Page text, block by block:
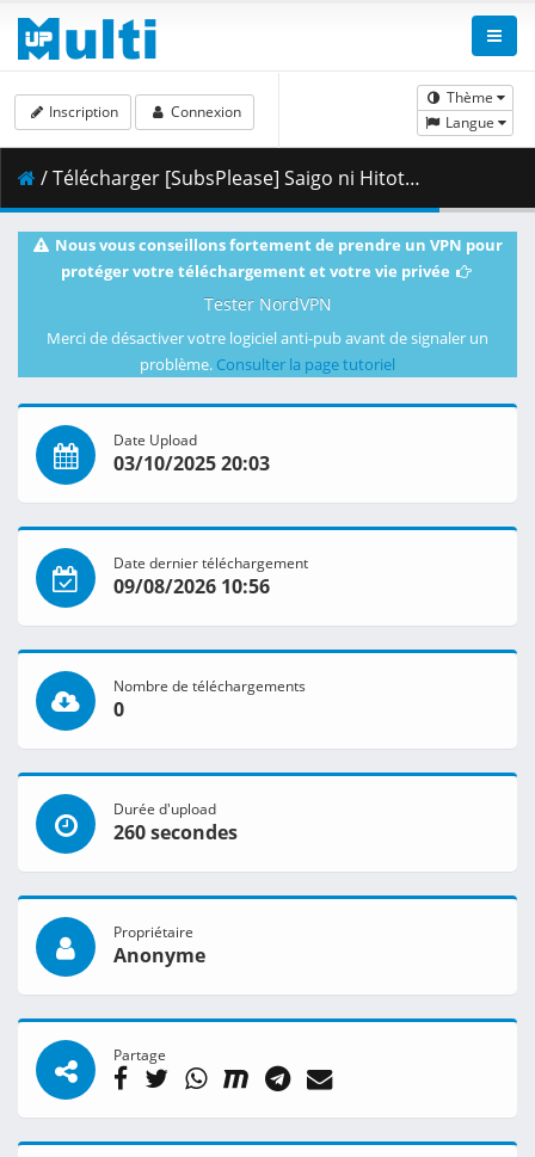
Thème
Langue
Inscription Connexion
/ Télécharger [SubsPlease] Saigo ni Hitotsu dake Onegai Shitemo Yoroshii Deshou ka - 01 (720p) [E9BB54F4].mkv.002 ( 351.73 MB )
Nous vous conseillons fortement de prendre un VPN pour
protéger votre téléchargement et votre vie privée
Tester NordVPN
Merci de désactiver votre logiciel anti-pub avant de signaler un
problème. Consulter la page tutoriel
Date Upload
03/10/2025 20:03
Date dernier téléchargement
09/08/2026 10:56
Nombre de téléchargements
0
Durée d'upload
260 secondes
Propriétaire
Anonyme
Partage